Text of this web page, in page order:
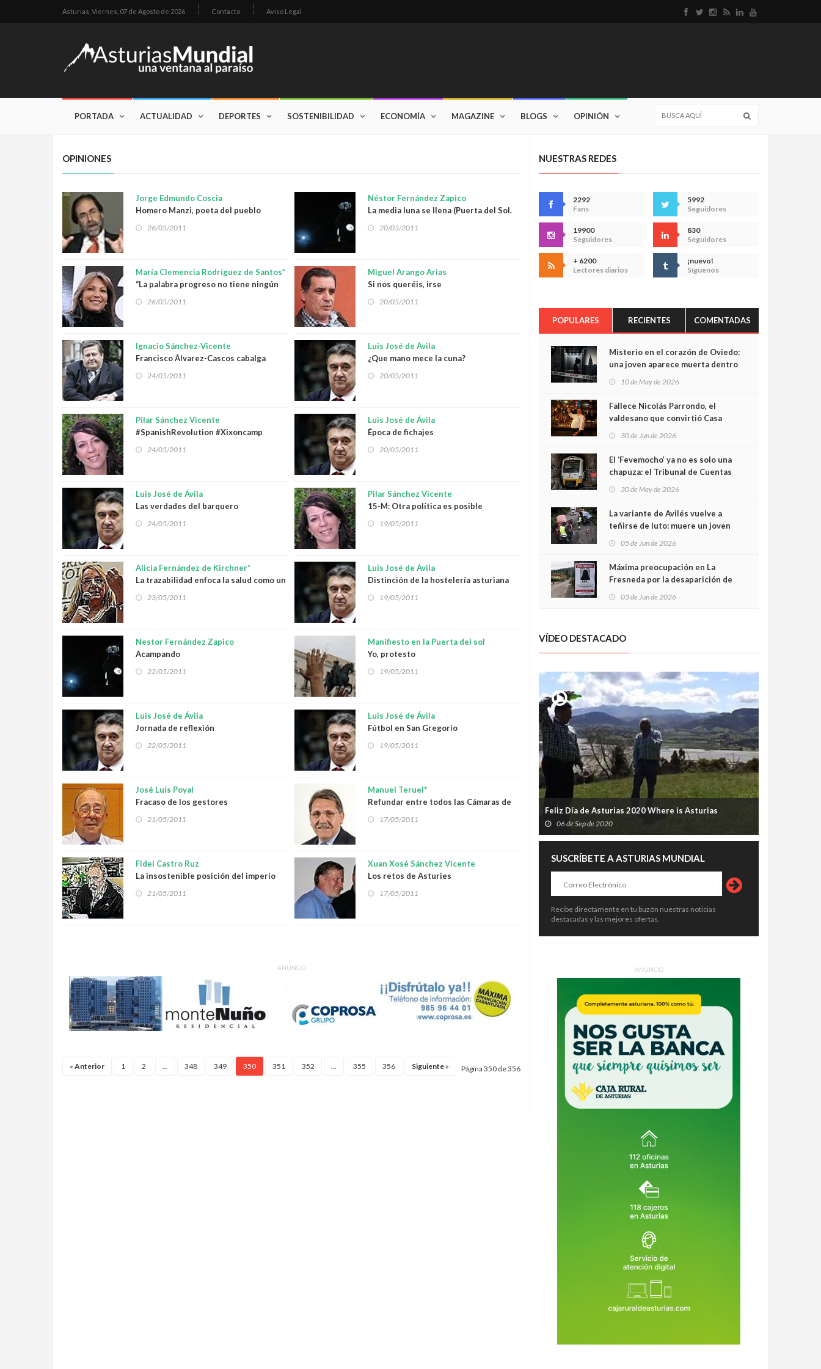
Asturias, Viernes, 07 de Agosto de 2026 Contacto Aviso Legal
PORTADA ACTUALIDAD DEPORTES SOSTENIBILIDAD ECONOMÍA MAGAZINE BLOGS OPINIÓN
OPINIONES
Jorge Edmundo Coscia
Homero Manzi, poeta del pueblo
26/05/2011
María Clemencia Rodríguez de Santos*
“La palabra progreso no tiene ningún
26/05/2011
Ignacio Sánchez-Vicente
Francisco Álvarez-Cascos cabalga
24/05/2011
Pilar Sánchez Vicente
#SpanishRevolution #Xixoncamp
24/05/2011
Luis José de Ávila
Las verdades del barquero
24/05/2011
Alicia Fernández de Kirchner*
La trazabilidad enfoca la salud como un
23/05/2011
Nestor Fernández Zapico
Acampando
22/05/2011
Luis José de Ávila
Jornada de reflexión
22/05/2011
José Luis Poyal
Fracaso de los gestores
21/05/2011
Fidel Castro Ruz
La insostenible posición del imperio
21/05/2011
Néstor Fernández Zapico
La media luna se llena (Puerta del Sol.
20/05/2011
Miguel Arango Arias
Si nos queréis, irse
20/05/2011
Luis José de Ávila
¿Que mano mece la cuna?
20/05/2011
Luis José de Ávila
Época de fichajes
20/05/2011
Pilar Sánchez Vicente
15-M: Otra política es posible
19/05/2011
Luis José de Ávila
Distinción de la hostelería asturiana
19/05/2011
Manifiesto en la Puerta del sol
Yo, protesto
19/05/2011
Luis José de Ávila
Fútbol en San Gregorio
19/05/2011
Manuel Teruel*
Refundar entre todos las Cámaras de
17/05/2011
Xuan Xosé Sánchez Vicente
Los retos de Asturies
17/05/2011
ANUNCIO
« Anterior 1 2 ... 348 349 350 351 352 ... 355 356 Siguiente » Página 350 de 356
NUESTRAS REDES
2292
Fans
5992
Seguidores
19900
Seguidores
830
Seguidores
+ 6200
Lectores diarios
¡nuevo!
Síguenos
POPULARES RECIENTES COMENTADAS
Misterio en el corazón de Oviedo:
una joven aparece muerta dentro
cámaras captan sus últimos
minutos
10 de May de 2026
Fallece Nicolás Parrondo, el
valdesano que convirtió Casa
30 de Jun de 2026
El ‘Fevemocho’ ya no es solo una
chapuza: el Tribunal de Cuentas
sobrecoste de los trenes que no
cabían por los túneles
30 de May de 2026
La variante de Avilés vuelve a
teñirse de luto: muere un joven
05 de Jun de 2026
Máxima preocupación en La
Fresneda por la desaparición de
03 de Jun de 2026
VÍDEO DESTACADO
Feliz Día de Asturias 2020 Where is Asturias
06 de Sep de 2020
SUSCRÍBETE A ASTURIAS MUNDIAL
Recibe directamente en tu buzón nuestras noticias
destacadas y las mejores ofertas.
ANUNCIO